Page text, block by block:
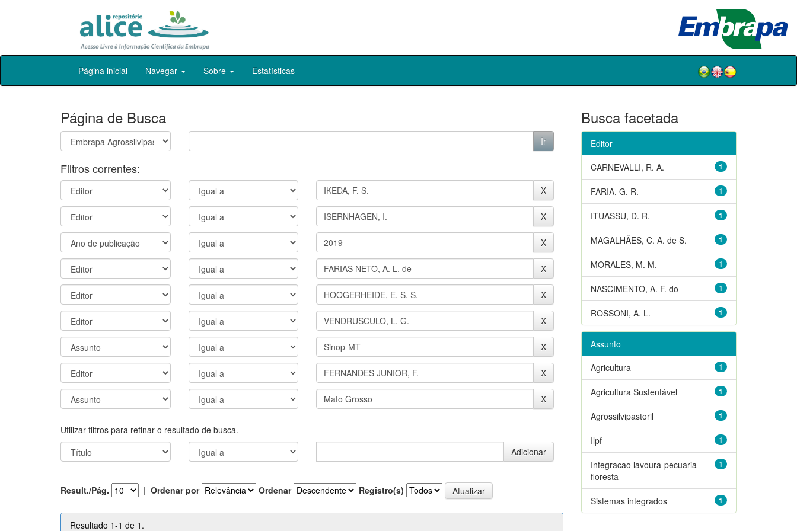
Skip
Página inicial Navegar Sobre Estatísticas
Página de Busca
Filtros correntes:
Utilizar filtros para refinar o resultado de busca.
Result./Pág. | Ordenar por Ordenar Registro(s)
Resultado 1-1 de 1.
Busca facetada
Editor
1
CARNEVALLI, R. A.
1
FARIA, G. R.
1
ITUASSU, D. R.
1
MAGALHÃES, C. A. de S.
1
MORALES, M. M.
1
NASCIMENTO, A. F. do
1
ROSSONI, A. L.
Assunto
1
Agricultura
1
Agricultura Sustentável
1
Agrossilvipastoril
1
Ilpf
1
Integracao lavoura-pecuaria-
floresta
1
Sistemas integrados